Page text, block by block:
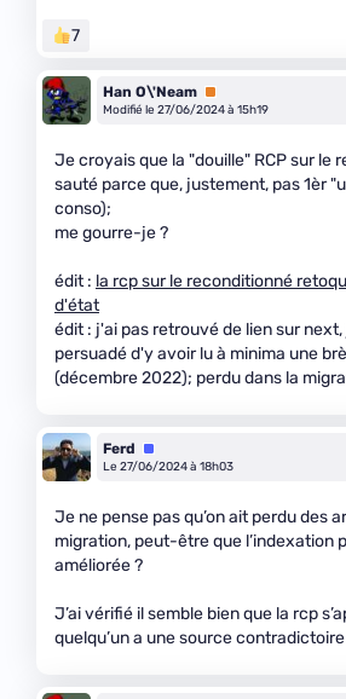
7
Han O\'Neam Premium
Modifié le 27/06/2024 à 15h19
Je croyais que la "douille" RCP sur le
sauté parce que, justement, pas 1èr
conso);
me gourre-je ?
édit : la rcp sur le reconditionné
d'état
édit : j'ai pas retrouvé de lien sur
persuadé d'y avoir lu à minima une
(décembre 2022); perdu dans la
Ferd
Équipe
Le 27/06/2024 à 18h03
Je ne pense pas qu’on ait perdu des
migration, peut-être que l’indexation
améliorée ?
J’ai vérifié il semble bien que la rcp
quelqu’un a une source